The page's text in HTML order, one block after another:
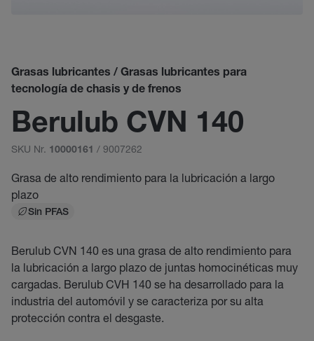
Grasas lubricantes / Grasas lubricantes para
tecnología de chasis y de frenos
Berulub CVN 140
SKU Nr. 10000161 / 9007262
Grasa de alto rendimiento para la lubricación a largo
plazo
Sin PFAS
Berulub CVN 140 es una grasa de alto rendimiento para
la lubricación a largo plazo de juntas homocinéticas muy
cargadas. Berulub CVH 140 se ha desarrollado para la
industria del automóvil y se caracteriza por su alta
protección contra el desgaste.